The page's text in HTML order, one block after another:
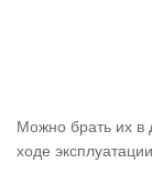
Можно брать их в
ходе